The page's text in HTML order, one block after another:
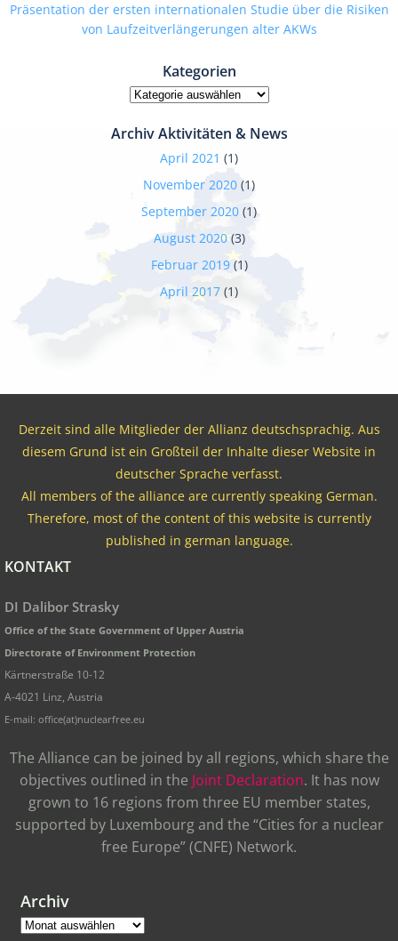
Präsentation der ersten internationalen Studie über die Risiken
von Laufzeitverlängerungen alter AKWs
Kategorien
Kategorien
Archiv Aktivitäten & News
April 2021 (1)
November 2020 (1)
September 2020 (1)
August 2020(3)
Februar 2019(1)
April 2017 (1)
Derzeit sind alle Mitglieder der Allianz deutschsprachig. Aus
diesem Grund ist ein Großteil der Inhalte dieser Website in
deutscher Sprache verfasst.
All members of the alliance are currently speaking German.
Therefore, most of the content of this website is currently
published in german language.
KONTAKT
DI Dalibor Strasky
Office of the State Government of Upper Austria
Directorate of Environment Protection
Kärtnerstraße 10-12
A-4021 Linz, Austria
E-mail: office(at)nuclearfree.eu
The Alliance can be joined by all regions, which share the
objectives outlined in the Joint Declaration. It has now
grown to 16 regions from three EU member states,
supported by Luxembourg and the “Cities for a nuclear
free Europe” (CNFE) Network.
Archiv
Archiv